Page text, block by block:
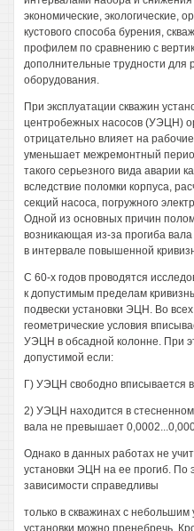
экономические, экологические,
кустового способа бурения,
профилем по сравнению с
дополнительные трудности для
оборудования.
При эксплуатации скважин
центробежных насосов (УЭЦН)
отрицательно влияет на
уменьшает межремонтный
такого серьезного вида аварии
вследствие поломки корпуса,
секций насоса, погружного
Одной из основных причин
возникающая из-за прогиба
в интервале повышенной
С 60-х годов проводятся
к допустимым пределам
подвески установки ЭЦН. Во
геометрические условия
УЭЦН в обсадной колонне. При
допустимой если:
Г) УЭЦН свободно вписывается
2) УЭЦН находится в
вала не превышает
Однако в данных работах не
установки ЭЦН на ее прогиб. По
зависимости справедливы
только в скважинах с небольшим
установки можно пренебречь.